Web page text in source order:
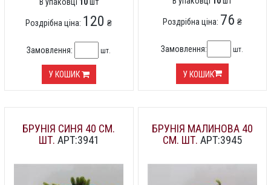
В упаковці 10шт
Роздрібна ціна: 120 ₴
Замовлення: шт.
У КОШИК
Роздрібна ціна: 76 ₴
Замовлення: шт.
У КОШИК
БРУНІЯ СИНЯ 40 СМ.
ШТ. АРТ:3941
БРУНІЯ МАЛИНОВА 40
СМ. ШТ. АРТ:3945